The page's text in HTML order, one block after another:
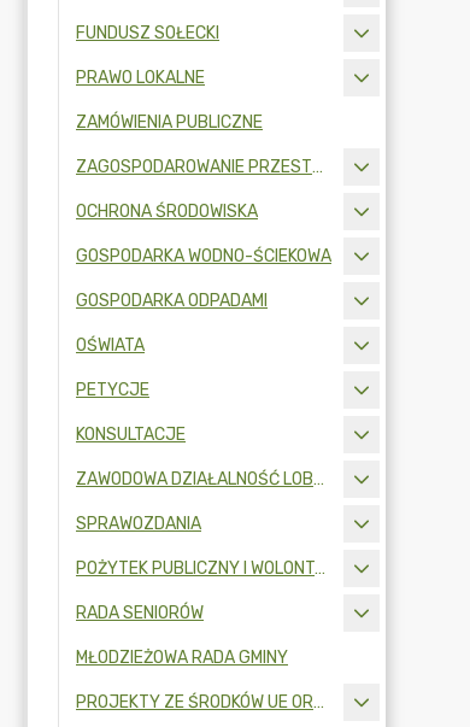
FUNDUSZ SOŁECKI
PRAWO LOKALNE
ZAMÓWIENIA PUBLICZNE
ZAGOSPODAROWANIE PRZESTRZENNE
OCHRONA ŚRODOWISKA
GOSPODARKA WODNO-ŚCIEKOWA
GOSPODARKA ODPADAMI
OŚWIATA
PETYCJE
KONSULTACJE
ZAWODOWA DZIAŁALNOŚĆ LOBBINGOWA
SPRAWOZDANIA
POŻYTEK PUBLICZNY I WOLONTARIAT
RADA SENIORÓW
MŁODZIEŻOWA RADA GMINY
PROJEKTY ZE ŚRODKÓW UE ORAZ FUNDUSZY ZEWNĘTRZNYCH